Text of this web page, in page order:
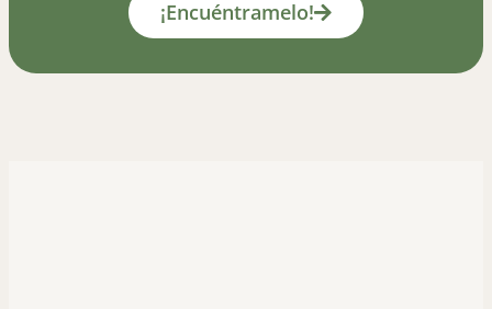
¡Encuéntramelo!